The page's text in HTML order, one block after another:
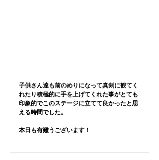
子供さん達も前のめりになって真剣に観てく
れたり積極的に手を上げてくれた事がとても
印象的でこのステージに立てて良かったと思
える時間でした。
本日も有難うございます！